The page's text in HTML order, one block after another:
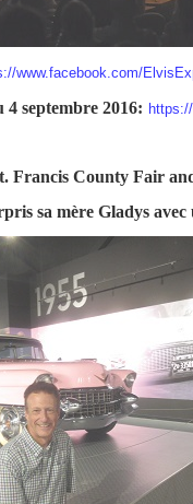
www.facebook.com/
4 septembre 2016:
Francis County Fair
sa mère Gladys